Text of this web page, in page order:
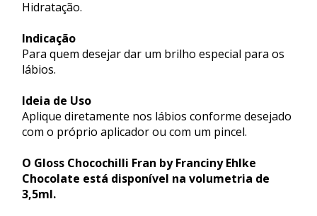
Hidratação.
Indicação
Para quem desejar dar um brilho especial para os
lábios.
Ideia de Uso
Aplique diretamente nos lábios conforme desejado
com o próprio aplicador ou com um pincel.
O Gloss Chocochilli Fran by Franciny Ehlke
Chocolate está disponível na volumetria de
3,5ml.